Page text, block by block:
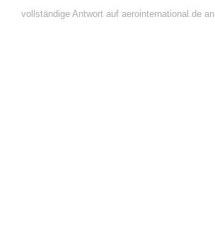
vollständige Antwort auf aerointernational.de an